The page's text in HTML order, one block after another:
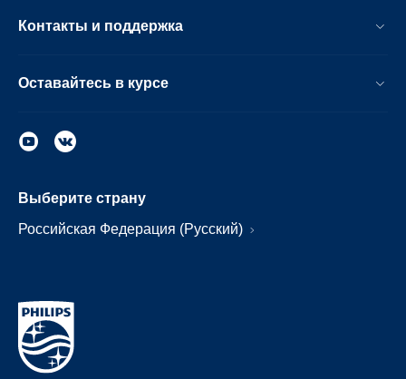
Контакты и поддержка
Оставайтесь в курсе
Выберите страну
Российская Федерация (Русский)